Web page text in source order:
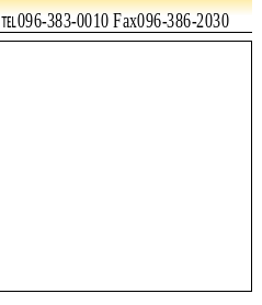
℡096-383-0010 Fax096-386-2030